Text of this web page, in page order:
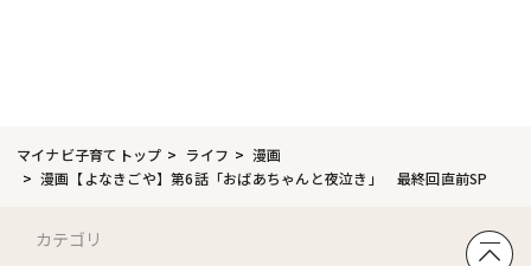
マイナビ子育てトップ ライフ
漫画
漫画【よなきごや】第6話「おばあちゃんと夜泣き」 最終回直前SP
カテゴリ